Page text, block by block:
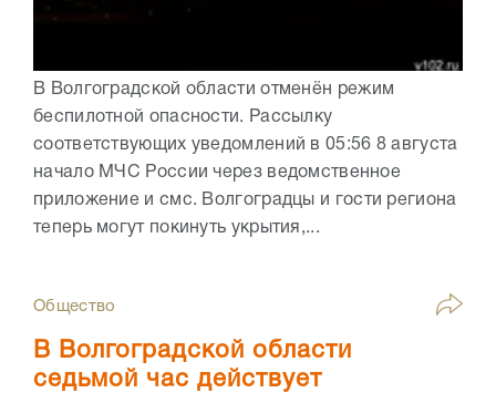
В Волгоградской области отменён режим
беспилотной опасности. Рассылку
соответствующих уведомлений в 05:56 8 августа
начало МЧС России через ведомственное
приложение и смс. Волгоградцы и гости региона
теперь могут покинуть укрытия,...
Общество
В Волгоградской области
седьмой час действует